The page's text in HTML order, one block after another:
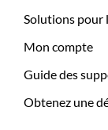
Solutions pour
Mon compte
Guide des
Obtenez une